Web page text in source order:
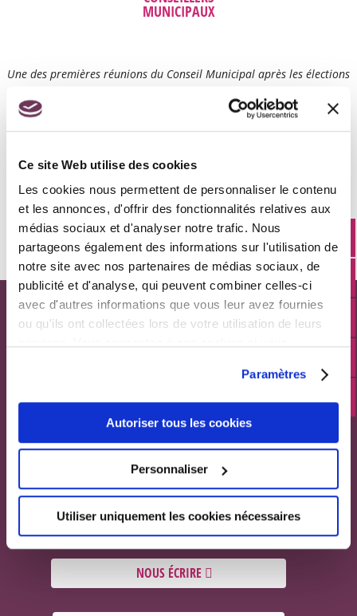
Ce site Web utilise des cookies
Les cookies nous permettent de personnaliser le contenu
et les annonces, d'offrir des fonctionnalités relatives aux
médias sociaux et d'analyser notre trafic. Nous
partageons également des informations sur l'utilisation de
notre site avec nos partenaires de médias sociaux, de
publicité et d'analyse, qui peuvent combiner celles-ci
avec d'autres informations que vous leur avez fournies
ou qu'ils ont collectées lors de votre utilisation de leurs
Paramètres
Autoriser tous les cookies
Personnaliser
Utiliser uniquement les cookies nécessaires
MUNICIPAUX
Une des premières réunions du Conseil Municipal après les élections
de 2020, dans le respect du protocole sanitaire, à la Maison de
communales
CONTACTS
Mairie de Civrieux d’Azergues
200 Rue de la Mairie
69380 Civrieux d’Azergues
04 78 43 04 17
NOUS ÉCRIRE